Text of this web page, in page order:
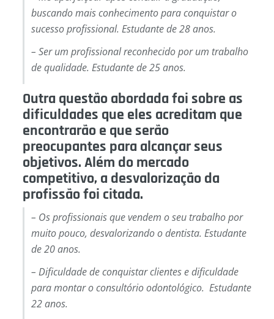
buscando mais conhecimento para conquistar o
sucesso profissional. Estudante de 28 anos.
– Ser um profissional reconhecido por um trabalho
de qualidade. Estudante de 25 anos.
Outra questão abordada foi sobre as
dificuldades que eles acreditam que
encontrarão e que serão
preocupantes para alcançar seus
objetivos. Além do mercado
competitivo, a desvalorização da
profissão foi citada.
– Os profissionais que vendem o seu trabalho por
muito pouco, desvalorizando o dentista. Estudante
de 20 anos.
– Dificuldade de conquistar clientes e dificuldade
para montar o consultório odontológico. Estudante
22 anos.